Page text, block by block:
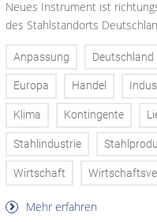
Neues Instrument ist
des Stahlstandorts
Anpassung Deutschland
Europa Handel
Klima Kontingente
Stahlindustrie
Wirtschaft
Mehr erfahren